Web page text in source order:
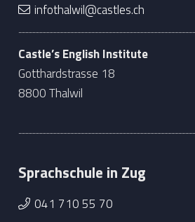
infothalwil@castles.ch
Castle’s English Institute
Gotthardstrasse 18
8800 Thalwil
Sprachschule in Zug
041 710 55 70